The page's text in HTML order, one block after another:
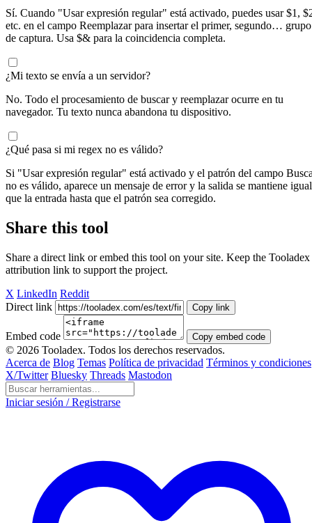
Sí. Cuando "Usar expresión regular" está activado, puedes usar $1,
etc. en el campo Reemplazar para insertar el primer, segundo… grupo
de captura. Usa $& para la coincidencia completa.
¿Mi texto se envía a un servidor?
No. Todo el procesamiento de buscar y reemplazar ocurre en tu
navegador. Tu texto nunca abandona tu dispositivo.
¿Qué pasa si mi regex no es válido?
Si "Usar expresión regular" está activado y el patrón del campo
no es válido, aparece un mensaje de error y la salida se mantiene igual
que la entrada hasta que el patrón sea corregido.
Share this tool
Share a direct link or embed this tool on your site. Keep the Tooladex
attribution link to support the project.
X LinkedIn Reddit
Direct link
Copy link
Embed code Copy embed code
© 2026 Tooladex. Todos los derechos reservados.
Acerca de Blog Temas Política de privacidad Términos y condiciones
X/Twitter Bluesky Threads Mastodon
Iniciar sesión / Registrarse